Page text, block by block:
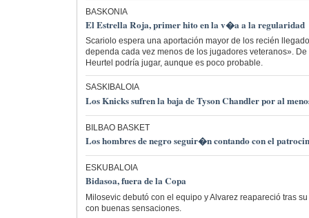
BASKONIA
El Estrella Roja, primer hito en la v�a a la regularidad
Scariolo espera una aportación mayor de los recién
dependa cada vez menos de los jugadores veteranos».
Heurtel podría jugar, aunque es poco probable.
SASKIBALOIA
Los Knicks sufren la baja de Tyson Chandler por al
BILBAO BASKET
Los hombres de negro seguir�n contando con el
ESKUBALOIA
Bidasoa, fuera de la Copa
Milosevic debutó con el equipo y Alvarez reapareció tras
con buenas sensaciones.